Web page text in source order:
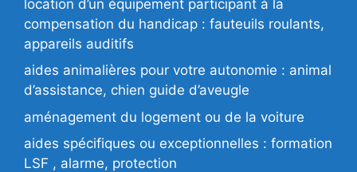
location d’un équipement participant à la
compensation du handicap : fauteuils roulants,
appareils auditifs
aides animalières pour votre autonomie : animal
d’assistance, chien guide d’aveugle
aménagement du logement ou de la voiture
aides spécifiques ou exceptionnelles : formation
LSF , alarme, protection